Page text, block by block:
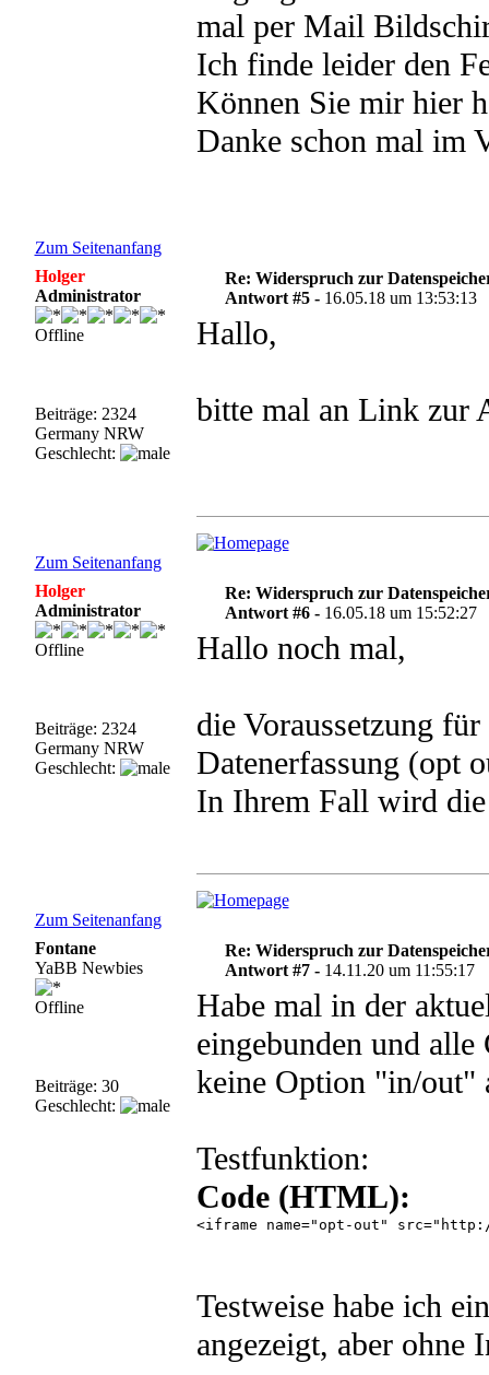
mal per Mail
Ich finde leider den
Können Sie mir hier
Danke schon mal im
Zum Seitenanfang
Holger
Administrator
Offline
Beiträge: 2324
Germany NRW
Geschlecht:
Re: Widerspruch zur
Antwort #5 - 16.05.18 um 13:53:13
Hallo,
bitte mal an Link zur
Zum Seitenanfang
Holger
Administrator
Offline
Beiträge: 2324
Germany NRW
Geschlecht:
Re: Widerspruch zur
Antwort #6 - 16.05.18 um 15:52:27
Hallo noch mal,
die Voraussetzung
Datenerfassung (opt
In Ihrem Fall wird
Zum Seitenanfang
Fontane
YaBB Newbies
Offline
Beiträge: 30
Geschlecht:
Re: Widerspruch zur
Antwort #7 - 14.11.20 um 11:55:17
Habe mal in der
eingebunden und
keine Option "in/out"
Testfunktion:
Code (HTML):
<iframe name="opt-out"
Testweise habe ich
angezeigt, aber ohne